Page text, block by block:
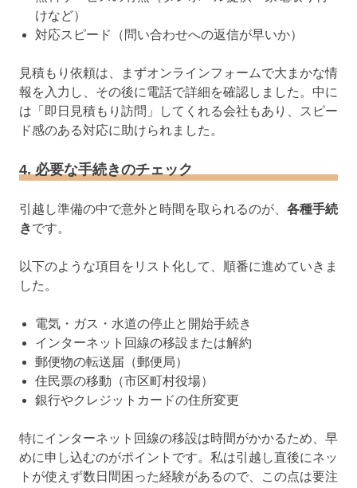
けなど）
対応スピード（問い合わせへの返信が早いか）
見積もり依頼は、まずオンラインフォームで大まかな情
報を入力し、その後に電話で詳細を確認しました。中に
は「即日見積もり訪問」してくれる会社もあり、スピー
ド感のある対応に助けられました。
4. 必要な手続きのチェック
引越し準備の中で意外と時間を取られるのが、 各種手続
きです。
以下のような項目をリスト化して、順番に進めていきま
した。
電気・ガス・水道の停止と開始手続き
インターネット回線の移設または解約
郵便物の転送届（郵便局）
住民票の移動（市区町村役場）
銀行やクレジットカードの住所変更
特にインターネット回線の移設は時間がかかるため、早
めに申し込むのがポイントです。私は引越し直後にネッ
トが使えず数日間困った経験があるので、この点は要注